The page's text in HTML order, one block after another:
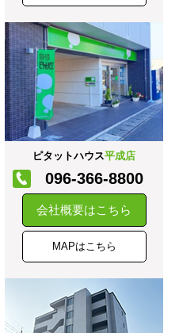
ピタットハウス平成店
096-366-8800
会社概要はこちら
MAPはこちら